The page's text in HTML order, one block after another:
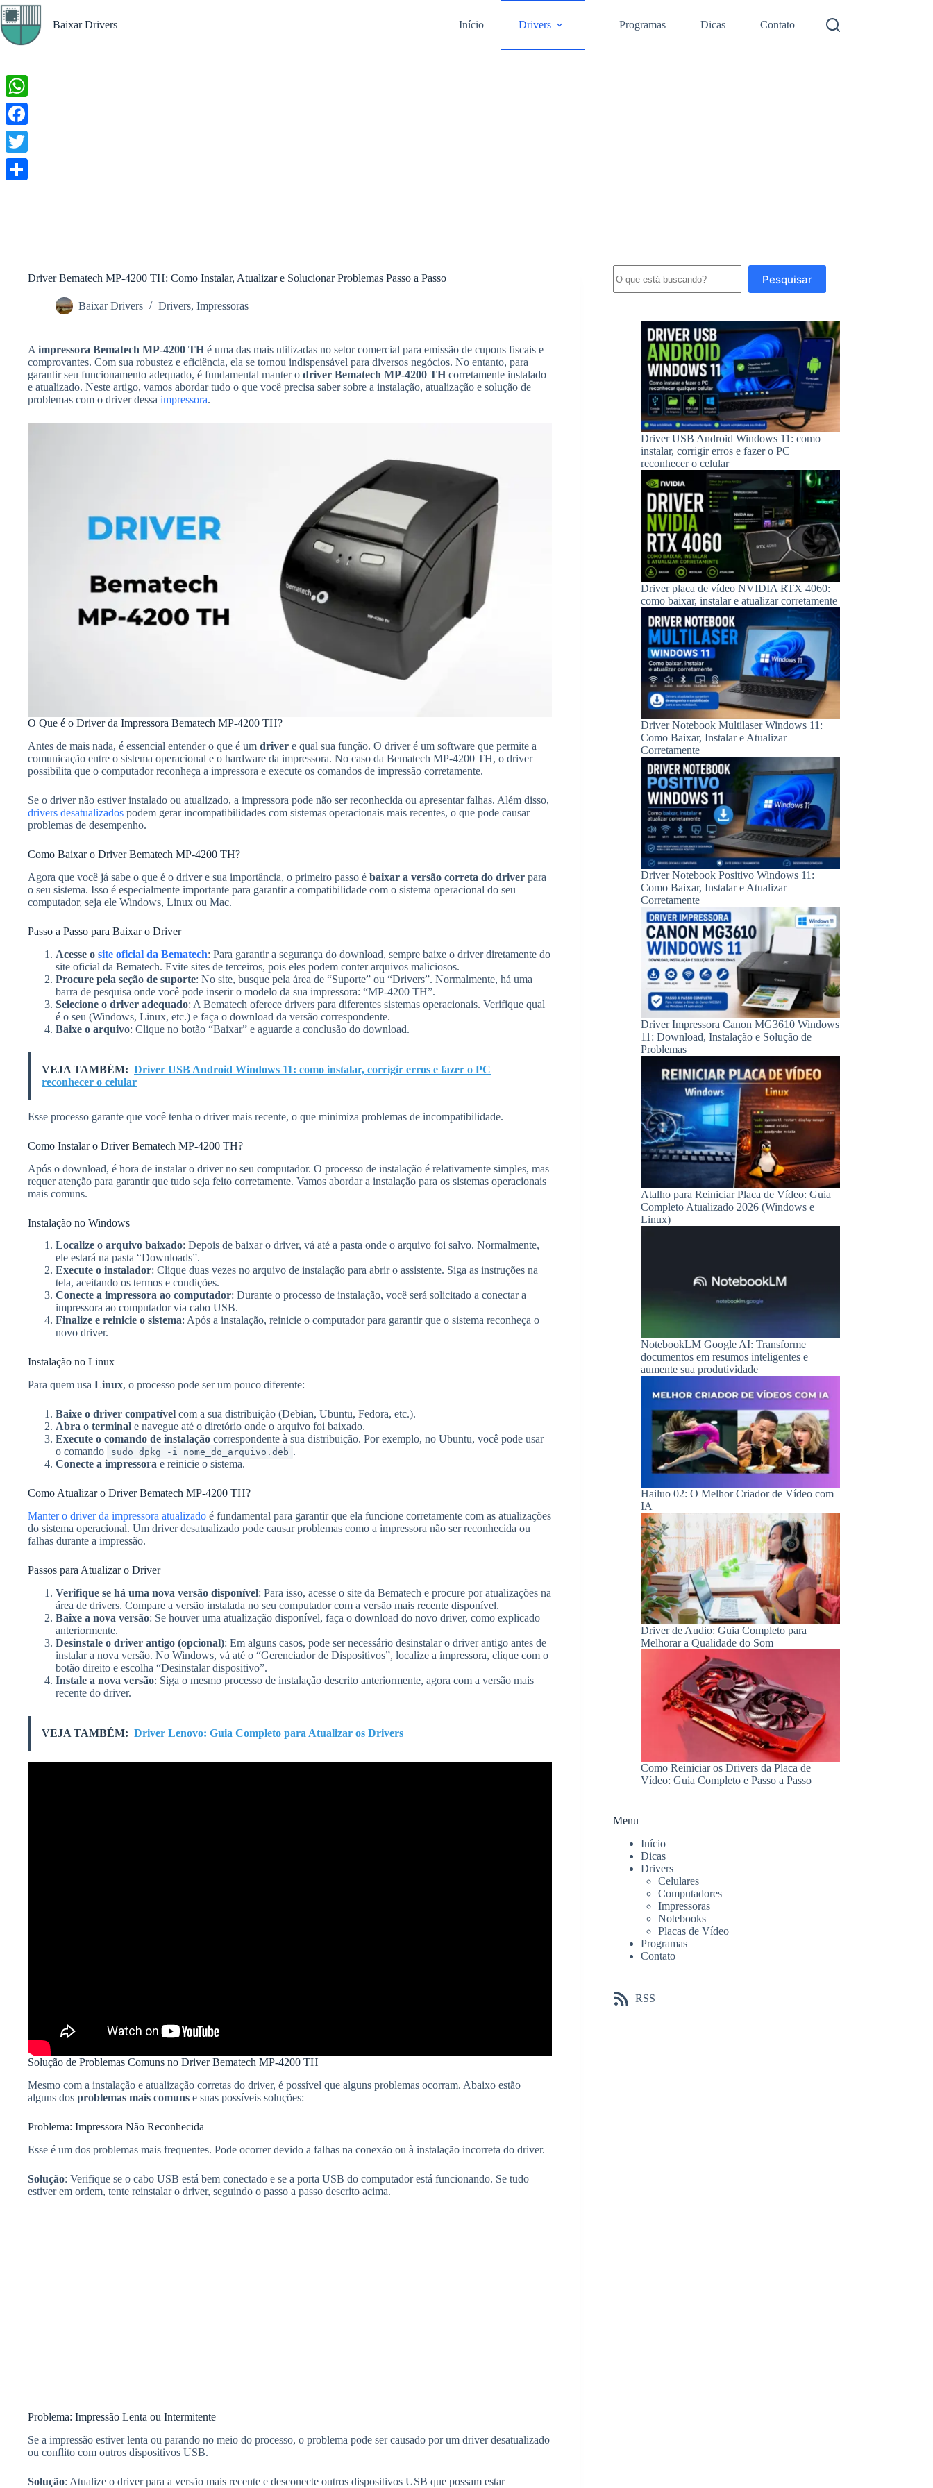
Pular
para
o
conteúdo
Baixar Drivers Início Drivers Programas Dicas Contato
Driver Bematech MP-4200 TH: Como Instalar, Atualizar e Solucionar Problemas Passo a Passo
Baixar Drivers Drivers, Impressoras
A impressora Bematech MP-4200 TH é uma das mais utilizadas no setor comercial para emissão de cupons fiscais e
comprovantes. Com sua robustez e eficiência, ela se tornou indispensável para diversos negócios. No entanto, para
garantir seu funcionamento adequado, é fundamental manter o driver Bematech MP-4200 TH corretamente instalado
e atualizado. Neste artigo, vamos abordar tudo o que você precisa saber sobre a instalação, atualização e solução de
problemas com o driver dessa impressora.
O Que é o Driver da Impressora Bematech MP-4200 TH?
Antes de mais nada, é essencial entender o que é um driver e qual sua função. O driver é um software que permite a
comunicação entre o sistema operacional e o hardware da impressora. No caso da Bematech MP-4200 TH, o driver
possibilita que o computador reconheça a impressora e execute os comandos de impressão corretamente.
Se o driver não estiver instalado ou atualizado, a impressora pode não ser reconhecida ou apresentar falhas. Além disso,
drivers desatualizados podem gerar incompatibilidades com sistemas operacionais mais recentes, o que pode causar
problemas de desempenho.
Como Baixar o Driver Bematech MP-4200 TH?
Agora que você já sabe o que é o driver e sua importância, o primeiro passo é baixar a versão correta do driver para
o seu sistema. Isso é especialmente importante para garantir a compatibilidade com o sistema operacional do seu
computador, seja ele Windows, Linux ou Mac.
Passo a Passo para Baixar o Driver
Acesse o site oficial da Bematech: Para garantir a segurança do download, sempre baixe o driver diretamente do
site oficial da Bematech. Evite sites de terceiros, pois eles podem conter arquivos maliciosos.
Procure pela seção de suporte: No site, busque pela área de “Suporte” ou “Drivers”. Normalmente, há uma
barra de pesquisa onde você pode inserir o modelo da sua impressora: “MP-4200 TH”.
Selecione o driver adequado: A Bematech oferece drivers para diferentes sistemas operacionais. Verifique qual
é o seu (Windows, Linux, etc.) e faça o download da versão correspondente.
Baixe o arquivo: Clique no botão “Baixar” e aguarde a conclusão do download.
VEJA TAMBÉM: Driver USB Android Windows 11: como instalar, corrigir erros e fazer o PC
reconhecer o celular
Esse processo garante que você tenha o driver mais recente, o que minimiza problemas de incompatibilidade.
Como Instalar o Driver Bematech MP-4200 TH?
Após o download, é hora de instalar o driver no seu computador. O processo de instalação é relativamente simples, mas
requer atenção para garantir que tudo seja feito corretamente. Vamos abordar a instalação para os sistemas operacionais
mais comuns.
Instalação no Windows
Localize o arquivo baixado: Depois de baixar o driver, vá até a pasta onde o arquivo foi salvo. Normalmente,
ele estará na pasta “Downloads”.
Execute o instalador: Clique duas vezes no arquivo de instalação para abrir o assistente. Siga as instruções na
tela, aceitando os termos e condições.
Conecte a impressora ao computador: Durante o processo de instalação, você será solicitado a conectar a
impressora ao computador via cabo USB.
Finalize e reinicie o sistema: Após a instalação, reinicie o computador para garantir que o sistema reconheça o
novo driver.
Instalação no Linux
Para quem usa Linux, o processo pode ser um pouco diferente:
Baixe o driver compatível com a sua distribuição (Debian, Ubuntu, Fedora, etc.).
Abra o terminal e navegue até o diretório onde o arquivo foi baixado.
Execute o comando de instalação correspondente à sua distribuição. Por exemplo, no Ubuntu, você pode usar
o comando
sudo dpkg -i nome_do_arquivo.deb .
Conecte a impressora e reinicie o sistema.
Como Atualizar o Driver Bematech MP-4200 TH?
Manter o driver da impressora atualizado é fundamental para garantir que ela funcione corretamente com as atualizações
do sistema operacional. Um driver desatualizado pode causar problemas como a impressora não ser reconhecida ou
falhas durante a impressão.
Passos para Atualizar o Driver
Verifique se há uma nova versão disponível: Para isso, acesse o site da Bematech e procure por atualizações na
área de drivers. Compare a versão instalada no seu computador com a versão mais recente disponível.
Baixe a nova versão: Se houver uma atualização disponível, faça o download do novo driver, como explicado
anteriormente.
Desinstale o driver antigo (opcional): Em alguns casos, pode ser necessário desinstalar o driver antigo antes de
instalar a nova versão. No Windows, vá até o “Gerenciador de Dispositivos”, localize a impressora, clique com o
botão direito e escolha “Desinstalar dispositivo”.
Instale a nova versão: Siga o mesmo processo de instalação descrito anteriormente, agora com a versão mais
recente do driver.
VEJA TAMBÉM: Driver Lenovo: Guia Completo para Atualizar os Drivers
Solução de Problemas Comuns no Driver Bematech MP-4200 TH
Mesmo com a instalação e atualização corretas do driver, é possível que alguns problemas ocorram. Abaixo estão
alguns dos problemas mais comuns e suas possíveis soluções:
Problema: Impressora Não Reconhecida
Esse é um dos problemas mais frequentes. Pode ocorrer devido a falhas na conexão ou à instalação incorreta do driver.
Solução: Verifique se o cabo USB está bem conectado e se a porta USB do computador está funcionando. Se tudo
estiver em ordem, tente reinstalar o driver, seguindo o passo a passo descrito acima.
Problema: Impressão Lenta ou Intermitente
Se a impressão estiver lenta ou parando no meio do processo, o problema pode ser causado por um driver desatualizado
ou conflito com outros dispositivos USB.
Solução: Atualize o driver para a versão mais recente e desconecte outros dispositivos USB que possam estar
Pesquisar
Driver USB Android Windows 11: como
instalar, corrigir erros e fazer o PC
reconhecer o celular
Driver placa de vídeo NVIDIA RTX 4060:
como baixar, instalar e atualizar corretamente
Driver Notebook Multilaser Windows 11:
Como Baixar, Instalar e Atualizar
Corretamente
Driver Notebook Positivo Windows 11:
Como Baixar, Instalar e Atualizar
Corretamente
Driver Impressora Canon MG3610 Windows
11: Download, Instalação e Solução de
Problemas
Atalho para Reiniciar Placa de Vídeo: Guia
Completo Atualizado 2026 (Windows e
Linux)
NotebookLM Google AI: Transforme
documentos em resumos inteligentes e
aumente sua produtividade
Hailuo 02: O Melhor Criador de Vídeo com
IA
Driver de Audio: Guia Completo para
Melhorar a Qualidade do Som
Como Reiniciar os Drivers da Placa de
Vídeo: Guia Completo e Passo a Passo
Menu
Início
Dicas
Drivers
Celulares
Computadores
Impressoras
Notebooks
Placas de Vídeo
Programas
Contato
RSS
W
h
a
F
a
c
T